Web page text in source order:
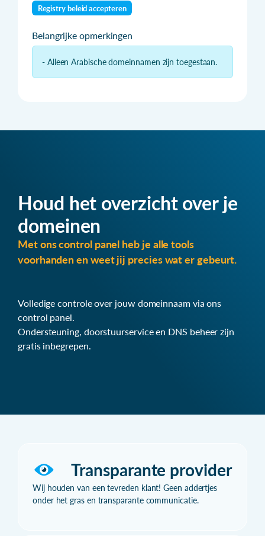
Registry beleid accepteren
Belangrijke opmerkingen
- Alleen Arabische domeinnamen zijn toegestaan.
Houd het overzicht over je
domeinen
Met ons control panel heb je alle tools
voorhanden en weet jij precies wat er gebeurt.
Volledige controle over jouw domeinnaam via ons
control panel.
Ondersteuning, doorstuurservice en DNS beheer zijn
gratis inbegrepen.
Transparante provider
Wij houden van een tevreden klant! Geen addertjes
onder het gras en transparante communicatie.